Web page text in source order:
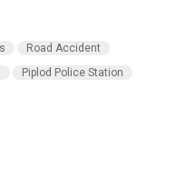
Road Accident
Piplod Police Station